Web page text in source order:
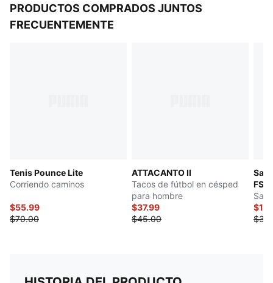
PRODUCTOS COMPRADOS JUNTOS
FRECUENTEMENTE
Tenis Pounce Lite
Corriendo caminos
$55.99
$70.00
ATTACANTO II
Tacos de fútbol en césped
para hombre
$37.99
$45.00
FS